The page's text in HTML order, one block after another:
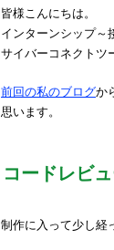
皆様こんにちは。
インターンシップ～
サイバーコネクトツ
前回の私のブログか
思います。
コードレビ
制作に入って少し経